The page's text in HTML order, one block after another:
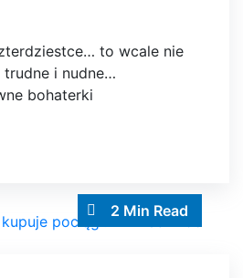
to wcale nie
trudne i nudne…
bohaterki
2 Min Read